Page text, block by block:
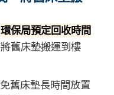
環保局預定回收時間
舊床墊搬運到樓
舊床墊長時間放置